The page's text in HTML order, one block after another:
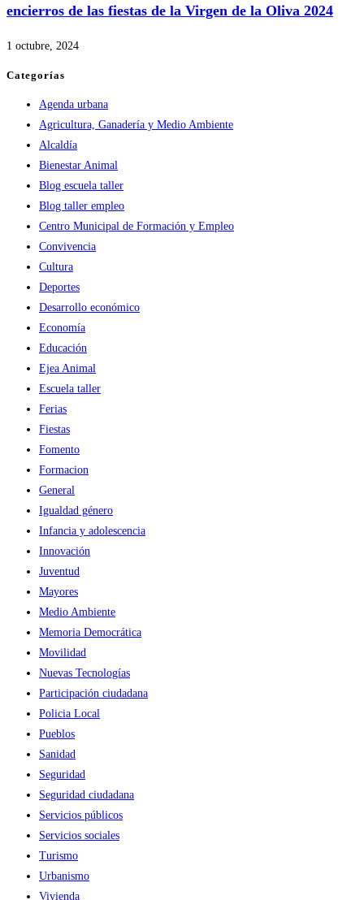
encierros de las fiestas de la Virgen de la Oliva 2024
1 octubre, 2024
Categorías
Agenda urbana
Agricultura, Ganadería y Medio Ambiente
Alcaldía
Bienestar Animal
Blog escuela taller
Blog taller empleo
Centro Municipal de Formación y Empleo
Convivencia
Cultura
Deportes
Desarrollo económico
Economía
Educación
Ejea Animal
Escuela taller
Ferias
Fiestas
Fomento
Formacion
General
Igualdad género
Infancia y adolescencia
Innovación
Juventud
Mayores
Medio Ambiente
Memoria Democrática
Movilidad
Nuevas Tecnologías
Participación ciudadana
Policia Local
Pueblos
Sanidad
Seguridad
Seguridad ciudadana
Servicios públicos
Servicios sociales
Turismo
Urbanismo
Vivienda